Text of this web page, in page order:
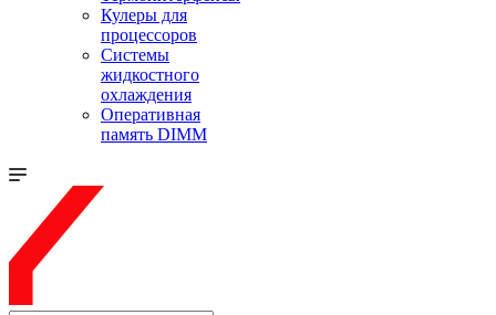
Кулеры для
процессоров
Системы
жидкостного
охлаждения
Оперативная
память DIMM